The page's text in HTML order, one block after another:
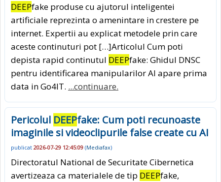
DEEPfake produse cu ajutorul inteligentei
artificiale reprezinta o amenintare in crestere pe
internet. Expertii au explicat metodele prin care
aceste continuturi pot […]Articolul Cum poti
depista rapid continutul DEEPfake: Ghidul DNSC
pentru identificarea manipularilor AI apare prima
data in Go4IT. ...continuare.
Pericolul DEEPfake: Cum poti recunoaste
imaginile si videoclipurile false create cu AI
publicat 2026-07-29 12:45:09 (Mediafax)
Directoratul National de Securitate Cibernetica
avertizeaza ca materialele de tip DEEPfake,